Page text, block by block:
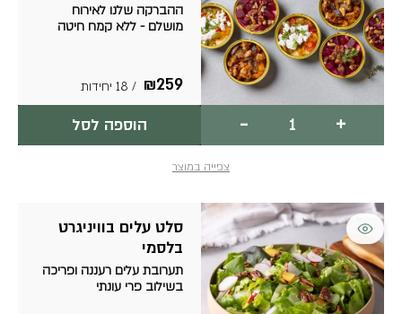
ההברקה שלנו לאירוח
מושלם - ללא קמח חיטה
/ 18 יחידות ₪259
-
הטאפאסים
+ הוספה לסל
צפייה במוצר
סלט עלים בוויניגרט
בלסמי
תערובת עלים רעננה ופריכה
בשילוב פרי עונתי